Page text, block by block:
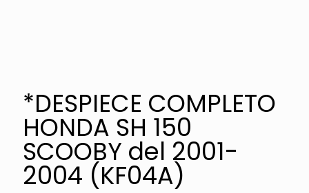
*DESPIECE COMPLETO
HONDA SH 150
SCOOBY del 2001-
2004 (KF04A)